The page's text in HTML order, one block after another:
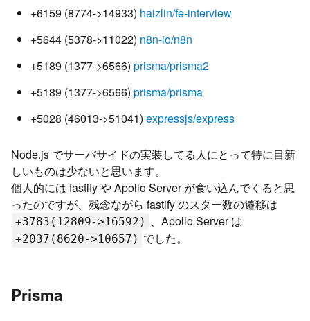
+6159 (8774->14933) haizlin/fe-interview
+5644 (5378->11022) n8n-io/n8n
+5189 (1377->6566) prisma/prisma2
+5189 (1377->6566) prisma/prisma
+5028 (46013->51041) expressjs/express
Node.js でサーバサイドの実装してる人にとって特に目新
しいものは少ないと思います。
個人的には fastify や Apollo Server が食い込んでくると思
ったのですが、残念ながら fastify のスター数の遷移は
+3783(12809->16592) 、Apollo Server は
+2037(8620->10657) でした。
Prisma